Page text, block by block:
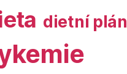
dietní plán